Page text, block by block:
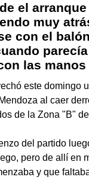
el
muy
con el
las
este domingo
al caer
de la Zona "B"
del partido
pero de allí en
y que